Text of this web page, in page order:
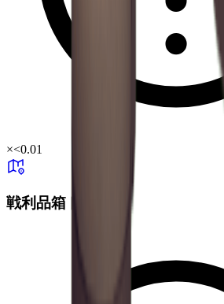
×<0.01
戦利品箱ドロップ